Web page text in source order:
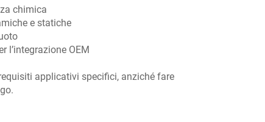
chimica
e statiche
l’integrazione OEM
applicativi specifici, anziché fare